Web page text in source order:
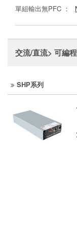
單組輸出無PFC ：
交流/直流> 可編
SHP系列